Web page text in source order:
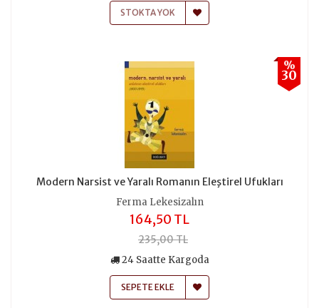
STOKTA YOK
%
30
Modern Narsist ve Yaralı Romanın Eleştirel Ufukları
Ferma Lekesizalın
164,50 TL
235,00 TL
24 Saatte Kargoda
SEPETE EKLE